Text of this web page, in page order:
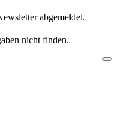
abgemeldet.
nicht finden.